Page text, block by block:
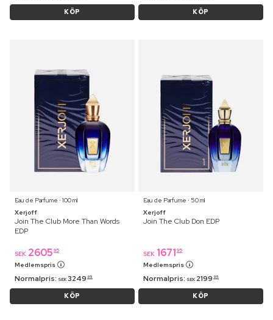
KÖP KÖP
Eau de Parfume ⋅ 100 ml
Xerjoff
Join The Club More Than Words
EDP
SEK 2605 95
Medlemspris
Normalpris: SEK 3249 95
KÖP
Eau de Parfume ⋅ 50 ml
Xerjoff
Join The Club Don EDP
SEK 1671 95
Medlemspris
Normalpris: SEK 2199 95
KÖP